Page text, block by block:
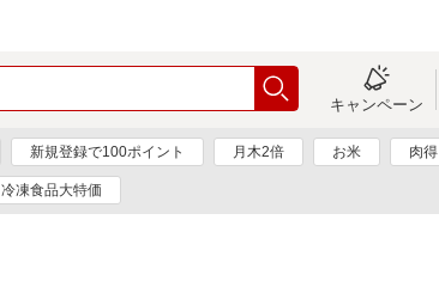
キャンペーン
新規登録で100ポイント 月木2倍 お米 肉得
冷凍食品大特価